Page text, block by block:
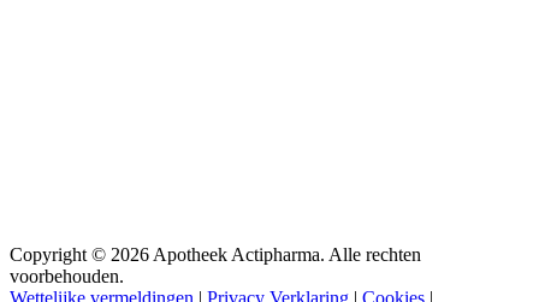
Copyright © 2026 Apotheek Actipharma. Alle rechten
voorbehouden.
Wettelijke vermeldingen | Privacy Verklaring | Cookies |